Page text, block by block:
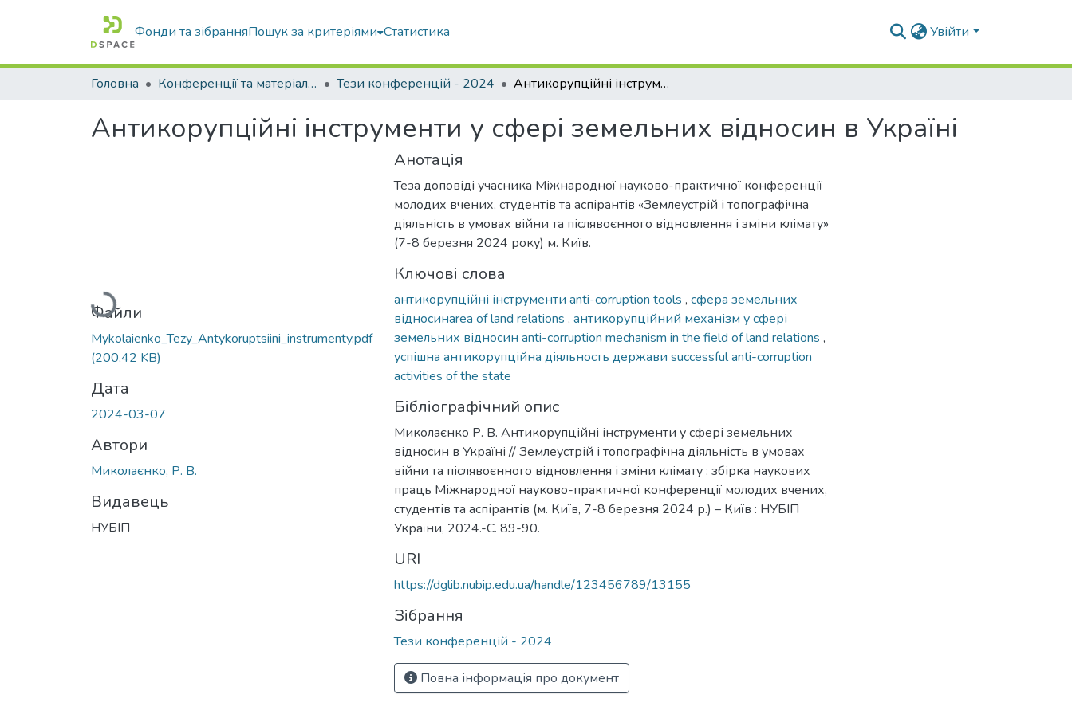
Фонди та зібранняПошук за критеріями Статистика Увійти
Головна Конференції та матеріали конференцій Тези конференцій - 2024 Антикорупційні інструменти у сфері земельних відносин в Україні
Антикорупційні інструменти у сфері земельних відносин в Україні
Вантажиться...
Файли
Mykolaienko_Tezy_Antykoruptsiini_instrumenty.pdf
(200,42 KB)
Дата
2024-03-07
Автори
Миколаєнко, Р. В.
Видавець
НУБІП
Анотація
Теза доповіді учасника Міжнародної науково-практичної конференції
молодих вчених, студентів та аспірантів «Землеустрій і топографічна
діяльність в умовах війни та післявоєнного відновлення і зміни клімату»
(7-8 березня 2024 року) м. Київ.
Ключові слова
антикорупційні інструменти anti-corruption tools , сфера земельних
відносинarea of ​​land relations , антикорупційний механізм у сфері
земельних відносин anti-corruption mechanism in the field of land relations ,
успішна антикорупційна діяльность держави successful anti-corruption
activities of the state
Бібліографічний опис
Миколаєнко Р. В. Антикорупційні інструменти у сфері земельних
відносин в Україні // Землеустрій і топографічна діяльність в умовах
війни та післявоєнного відновлення і зміни клімату : збірка наукових
праць Міжнародної науково-практичної конференції молодих вчених,
студентів та аспірантів (м. Київ, 7-8 березня 2024 р.) – Київ : НУБІП
України, 2024.-С. 89-90.
URI
https://dglib.nubip.edu.ua/handle/123456789/13155
Зібрання
Тези конференцій - 2024
Повна інформація про документ